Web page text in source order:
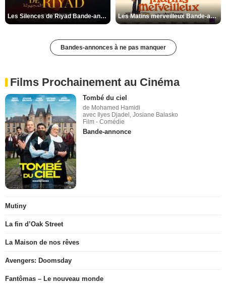
Les Silences de Riyad Bande-annonce VO STFR Les Matins merveilleux Bande-annonce VF
Bandes-annonces à ne pas manquer
Films Prochainement au Cinéma
Tombé du ciel
de Mohamed Hamidi
avec Ilyes Djadel, Josiane Balasko
Film - Comédie
Bande-annonce
Mutiny
La fin d’Oak Street
La Maison de nos rêves
Avengers: Doomsday
Fantômas – Le nouveau monde